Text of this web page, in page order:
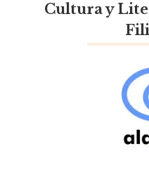
Cultura y